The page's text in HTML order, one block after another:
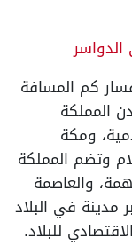
كم المسافة
المملكة
ومكة
وتضم المملكة
والعاصمة
في البلاد
للبلاد.